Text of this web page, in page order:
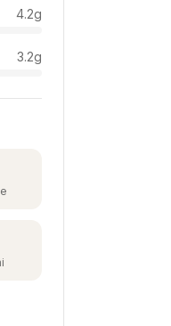
4.2g
3.2g